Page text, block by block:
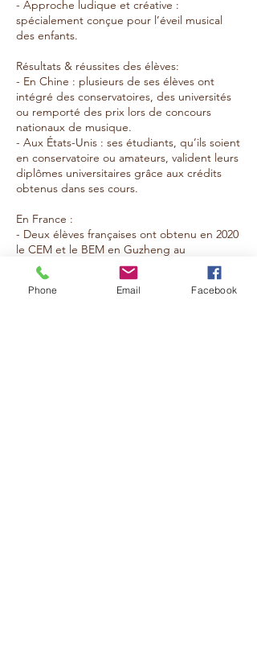
- Approche ludique et créative :
spécialement conçue pour l’éveil musical
des enfants.
Résultats & réussites des élèves:
- En Chine : plusieurs de ses élèves ont
intégré des conservatoires, des universités
ou remporté des prix lors de concours
nationaux de musique.
- Aux États-Unis : ses étudiants, qu’ils soient
en conservatoire ou amateurs, valident leurs
diplômes universitaires grâce aux crédits
obtenus dans ses cours.
En France :
- Deux élèves françaises ont obtenu en 2020
le CEM et le BEM en Guzheng au
Conservatoire de Marseille.
- D’autres élèves ont réussi leurs examens
avec mention « Excellent » dans divers
Phone Email Facebook